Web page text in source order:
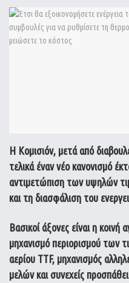
Η Κομισιόν, μετά από
τελικά έναν νέο κανονισμό
αντιμετώπιση των υψηλών
και τη διασφάλιση του
Βασικοί άξονες είναι η
μηχανισμό περιορισμού των
αερίου TTF, μηχανισμός
μελών και συνεχείς